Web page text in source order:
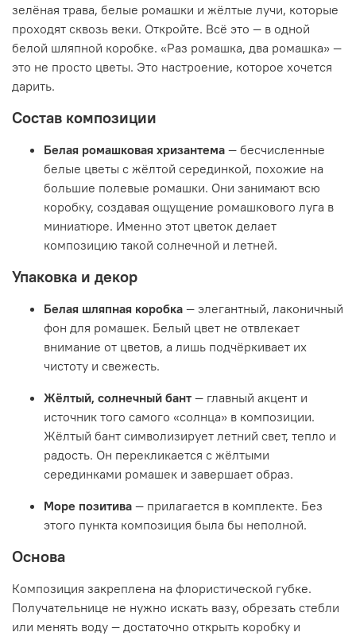
зелёная трава, белые ромашки и жёлтые лучи, которые
проходят сквозь веки. Откройте. Всё это — в одной
белой шляпной коробке. «Раз ромашка, два ромашка» —
это не просто цветы. Это настроение, которое хочется
дарить.
Состав композиции
Белая ромашковая хризантема — бесчисленные
белые цветы с жёлтой серединкой, похожие на
большие полевые ромашки. Они занимают всю
коробку, создавая ощущение ромашкового луга в
миниатюре. Именно этот цветок делает
композицию такой солнечной и летней.
Упаковка и декор
Белая шляпная коробка — элегантный, лаконичный
фон для ромашек. Белый цвет не отвлекает
внимание от цветов, а лишь подчёркивает их
чистоту и свежесть.
Жёлтый, солнечный бант — главный акцент и
источник того самого «солнца» в композиции.
Жёлтый бант символизирует летний свет, тепло и
радость. Он перекликается с жёлтыми
серединками ромашек и завершает образ.
Море позитива — прилагается в комплекте. Без
этого пункта композиция была бы неполной.
Основа
Композиция закреплена на флористической губке.
Получательнице не нужно искать вазу, обрезать стебли
или менять воду — достаточно открыть коробку и